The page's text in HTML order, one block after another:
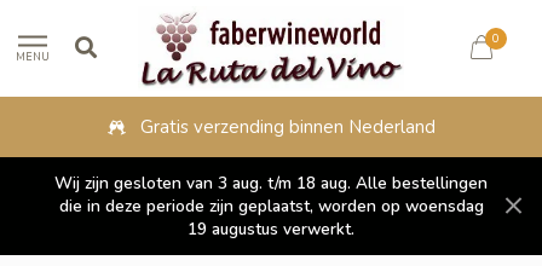
MENU
0
Gratis verzending binnen Nederland
Wij zijn gesloten van 3 aug. t/m 18 aug. Alle bestellingen
die in deze periode zijn geplaatst, worden op woensdag
19 augustus verwerkt.